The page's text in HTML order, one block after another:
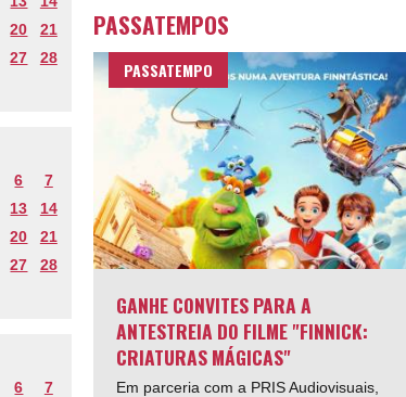
20
21
27
28
6
7
13
14
20
21
27
28
6
7
PASSATEMPOS
PASSATEMPO
GANHE CONVITES PARA A
ANTESTREIA DO FILME "FINNICK:
CRIATURAS MÁGICAS"
Em parceria com a PRIS Audiovisuais,